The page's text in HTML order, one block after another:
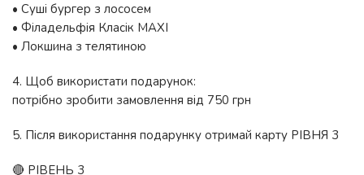
• Суші бургер з лососем
• Філадельфія Класік MAXI
• Локшина з телятиною
4. Щоб використати подарунок:
потрібно зробити замовлення від 750 грн
5. Після використання подарунку отримай карту РІВНЯ 3
🔴 РІВЕНЬ 3